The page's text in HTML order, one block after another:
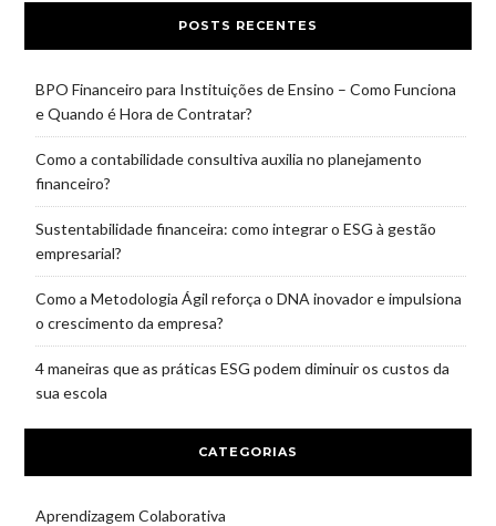
POSTS RECENTES
BPO Financeiro para Instituições de Ensino – Como Funciona
e Quando é Hora de Contratar?
Como a contabilidade consultiva auxilia no planejamento
financeiro?
Sustentabilidade financeira: como integrar o ESG à gestão
empresarial?
Como a Metodologia Ágil reforça o DNA inovador e impulsiona
o crescimento da empresa?
4 maneiras que as práticas ESG podem diminuir os custos da
sua escola
CATEGORIAS
Aprendizagem Colaborativa